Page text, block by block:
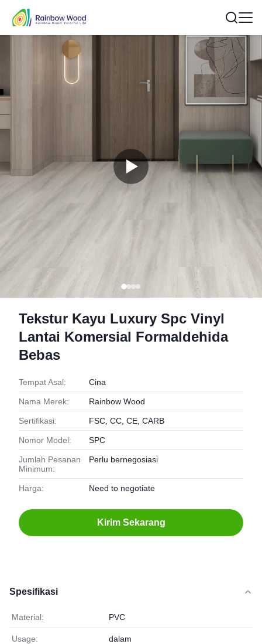
Tekstur Kayu Luxury Spc Vinyl
Lantai Komersial Formaldehida
Bebas
Tempat Asal: Cina
Nama Merek: Rainbow Wood
Sertifikasi: FSC, CC, CE, CARB
Nomor Model: SPC
Jumlah Pesanan
Minimum:
Perlu bernegosiasi
Harga: Need to negotiate
Kirim Sekarang
Spesifikasi
Material: PVC
Usage: dalam